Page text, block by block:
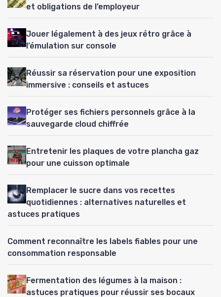
et obligations de l’employeur
Jouer légalement à des jeux rétro grâce à
l’émulation sur console
Réussir sa réservation pour une exposition
immersive : conseils et astuces
Protéger ses fichiers personnels grâce à la
sauvegarde cloud chiffrée
Entretenir les plaques de votre plancha gaz
pour une cuisson optimale
Remplacer le sucre dans vos recettes
quotidiennes : alternatives naturelles et
astuces pratiques
Comment reconnaître les labels fiables pour une
consommation responsable
Fermentation des légumes à la maison :
astuces pratiques pour réussir ses bocaux